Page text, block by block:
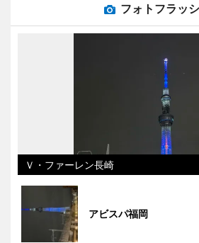
フォトフラッ
Ｖ・ファーレン長崎
アビスパ福岡